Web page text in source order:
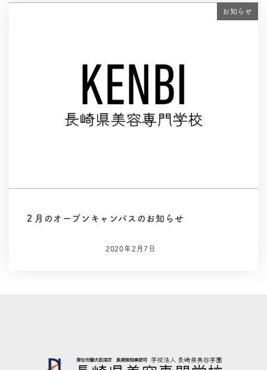
お知らせ
２月のオープンキャンパスのお知らせ
2020年2月7日